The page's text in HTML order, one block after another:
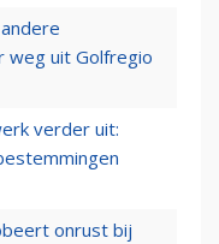
weg uit Golfregio
verder uit:
onrust bij